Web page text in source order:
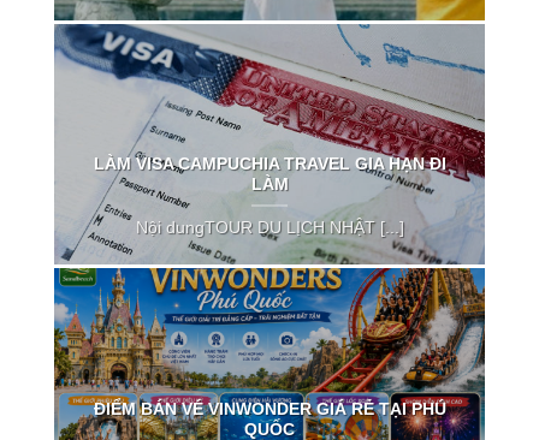
LÀM VISA CAMPUCHIA TRAVEL GIA HẠN ĐI
LÀM
Nội dungTOUR DU LỊCH NHẬT [...]
ĐIỂM BÁN VÉ VINWONDER GIÁ RẺ TẠI PHÚ
QUỐC